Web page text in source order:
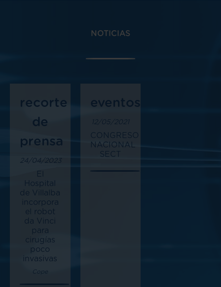
NOTICIAS
recorte
de
prensa
24/04/2023
El
Hospital
de Villalba
incorpora
el robot
da Vinci
para
cirugías
poco
invasivas
Cope
eventos
12/05/2021
CONGRESO
NACIONAL
SECT